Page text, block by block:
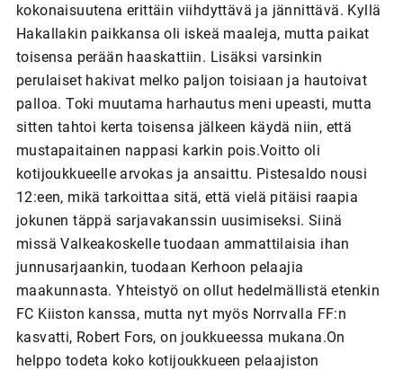
kokonaisuutena erittäin viihdyttävä ja jännittävä. Kyllä
Hakallakin paikkansa oli iskeä maaleja, mutta paikat
toisensa perään haaskattiin. Lisäksi varsinkin
perulaiset hakivat melko paljon toisiaan ja hautoivat
palloa. Toki muutama harhautus meni upeasti, mutta
sitten tahtoi kerta toisensa jälkeen käydä niin, että
mustapaitainen nappasi karkin pois.Voitto oli
kotijoukkueelle arvokas ja ansaittu. Pistesaldo nousi
12:een, mikä tarkoittaa sitä, että vielä pitäisi raapia
jokunen täppä sarjavakanssin uusimiseksi. Siinä
missä Valkeakoskelle tuodaan ammattilaisia ihan
junnusarjaankin, tuodaan Kerhoon pelaajia
maakunnasta. Yhteistyö on ollut hedelmällistä etenkin
FC Kiiston kanssa, mutta nyt myös Norrvalla FF:n
kasvatti, Robert Fors, on joukkueessa mukana.On
helppo todeta koko kotijoukkueen pelaajiston